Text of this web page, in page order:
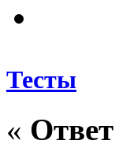
Тесты
«